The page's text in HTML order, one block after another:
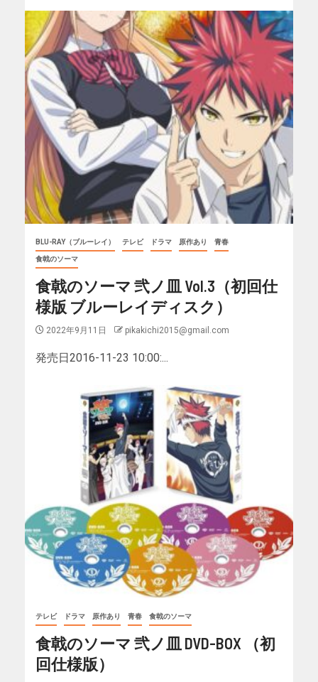
BLU-RAY（ブルーレイ） テレビ ドラマ 原作あり 青春
食戟のソーマ
食戟のソーマ 弐ノ皿 Vol.3（初回仕
様版 ブルーレイディスク）
2022年9月11日 pikakichi2015@gmail.com
発売日2016-11-23 10:00:...
テレビ ドラマ 原作あり 青春 食戟のソーマ
食戟のソーマ 弐ノ皿 DVD-BOX （初
回仕様版）